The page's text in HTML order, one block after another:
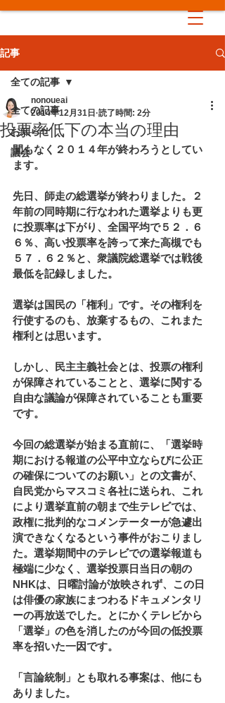
記事
全ての記事
お知らせ
議会
全ての記事
投票率低下の本当の理由
nonoueai
2014年12月31日 読了時間: 2分
間もなく２０１４年が終わろうとしてい
ます。
先日、師走の総選挙が終わりました。２
年前の同時期に行なわれた選挙よりも更
に投票率は下がり、全国平均で５２．６
６％、高い投票率を誇って来た高槻でも
５７．６２％と、衆議院総選挙では戦後
最低を記録しました。
選挙は国民の「権利」です。その権利を
行使するのも、放棄するもの、これまた
権利とは思います。
しかし、民主主義社会とは、投票の権利
が保障されていることと、選挙に関する
自由な議論が保障されていることも重要
です。
今回の総選挙が始まる直前に、「選挙時
期における報道の公平中立ならびに公正
の確保についてのお願い」との文書が、
自民党からマスコミ各社に送られ、これ
により選挙直前の朝まで生テレビでは、
政権に批判的なコメンテーターが急遽出
演できなくなるという事件がおこりまし
た。選挙期間中のテレビでの選挙報道も
極端に少なく、選挙投票日当日の朝の
NHKは、日曜討論が放映されず、この日
は俳優の家族にまつわるドキュメンタリ
ーの再放送でした。とにかくテレビから
「選挙」の色を消したのが今回の低投票
率を招いた一因です。
「言論統制」とも取れる事案は、他にも
ありました。